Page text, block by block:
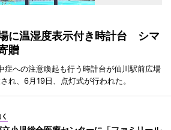
に温湿度表示付き時計台 シマ
贈
症への注意喚起も行う時計台が仙川駅前広場
れ、6月19日、点灯式が行われた。